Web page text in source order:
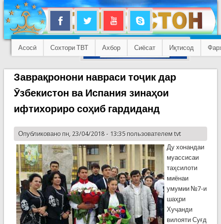
Асосӣ Сохтори ТВТ Ахбор Сиёсат Иқтисод
Заврақронони навраси тоҷик дар
Ӯзбекистон ва Испания зинаҳои
ифтихориро соҳиб гардиданд
Опубликовано пн, 23/04/2018 - 13:35 пользователем tvt
Ду хонандаи
муассисаи
таҳсилоти
миёнаи
умумии №7-и
шаҳри
Хуҷанди
вилояти Суғд